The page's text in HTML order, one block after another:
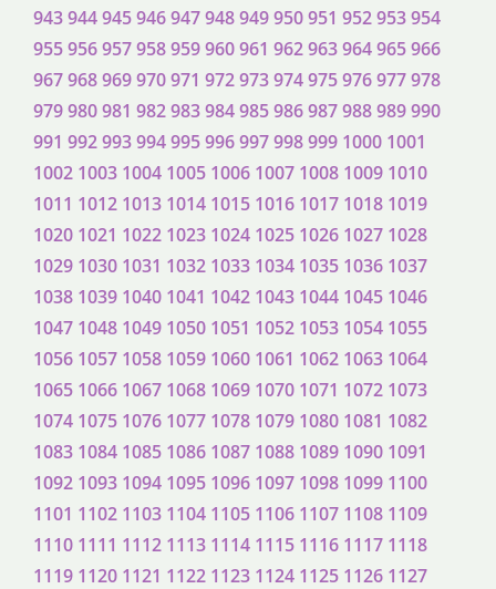
943944945946947948949950951 952953954
955956957958959960961 962963964965966
967968969970971 972973974975976977978
979980981 982983984985986987988989990
991 992993994995996997998999 1000 1001
1002 1003 1004 1005 1006 1007 1008 1009 1010
1011 1012 1013 1014 1015 1016 1017 1018 1019
1020 1021 1022 1023 1024 1025 1026 1027 1028
1029 1030 1031 1032 1033 1034 1035 1036 1037
1038 1039 1040 1041 1042 1043 1044 1045 1046
1047 1048 1049 1050 1051 1052 1053 1054 1055
1056 1057 1058 1059 1060 1061 1062 1063 1064
1065 1066 1067 1068 1069 1070 1071 1072 1073
1074 1075 1076 1077 1078 1079 1080 1081 1082
1083 1084 1085 1086 1087 1088 1089 1090 1091
1092 1093 1094 1095 1096 1097 1098 1099 1100
1101 1102 1103 1104 1105 1106 1107 1108 1109
1110 1111 1112 1113 1114 1115 1116 1117 1118
1119 1120 1121 1122 1123 1124 1125 1126 1127